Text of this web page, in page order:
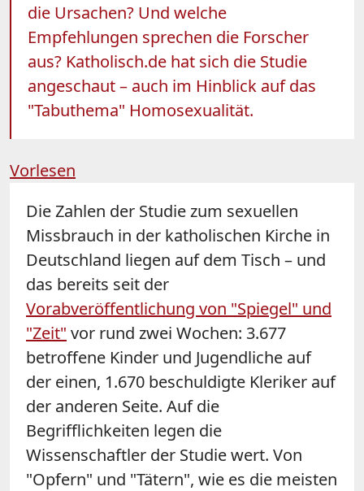
die Ursachen? Und welche
Empfehlungen sprechen die Forscher
aus? Katholisch.de hat sich die Studie
angeschaut – auch im Hinblick auf das
"Tabuthema" Homosexualität.
Vorlesen
Die Zahlen der Studie zum sexuellen
Missbrauch in der katholischen Kirche in
Deutschland liegen auf dem Tisch – und
das bereits seit der
Vorabveröffentlichung von "Spiegel" und
"Zeit" vor rund zwei Wochen: 3.677
betroffene Kinder und Jugendliche auf
der einen, 1.670 beschuldigte Kleriker auf
der anderen Seite. Auf die
Begrifflichkeiten legen die
Wissenschaftler der Studie wert. Von
"Opfern" und "Tätern", wie es die meisten